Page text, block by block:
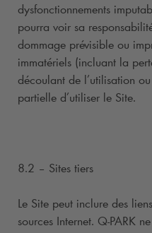
dysfonctionnements
pourra voir sa
dommage prévisible ou
immatériels (incluant la
découlant de l’utilisation
partielle d’utiliser le Site.
8.2 – Sites tiers
Le Site peut inclure des
sources Internet. Q-PARK